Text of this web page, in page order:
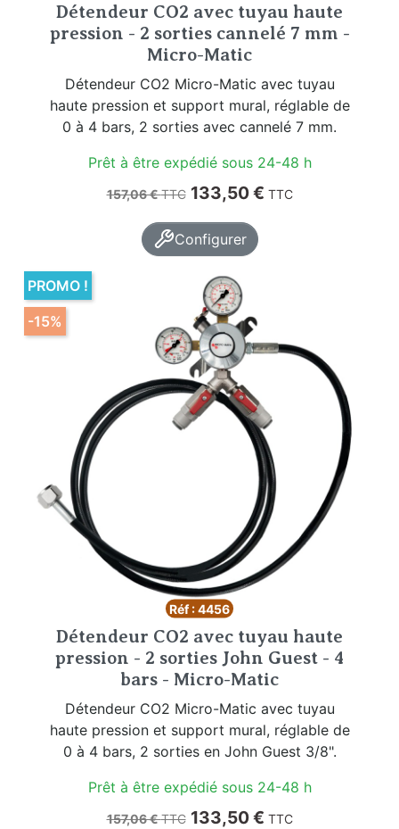
Détendeur CO2 avec tuyau haute
pression - 2 sorties cannelé 7 mm -
Micro-Matic
Détendeur CO2 Micro-Matic avec tuyau
haute pression et support mural, réglable de
0 à 4 bars, 2 sorties avec cannelé 7 mm.
Prêt à être expédié sous 24-48 h
Prix de base
157,06 €TTC Prix
133,50 € TTC
Configurer
Réf : 4456
Détendeur CO2 avec tuyau haute
pression - 2 sorties John Guest - 4
bars - Micro-Matic
Détendeur CO2 Micro-Matic avec tuyau
haute pression et support mural, réglable de
0 à 4 bars, 2 sorties en John Guest 3/8".
Prêt à être expédié sous 24-48 h
Prix de base
157,06 €TTC Prix
133,50 € TTC
PROMO !
-15%